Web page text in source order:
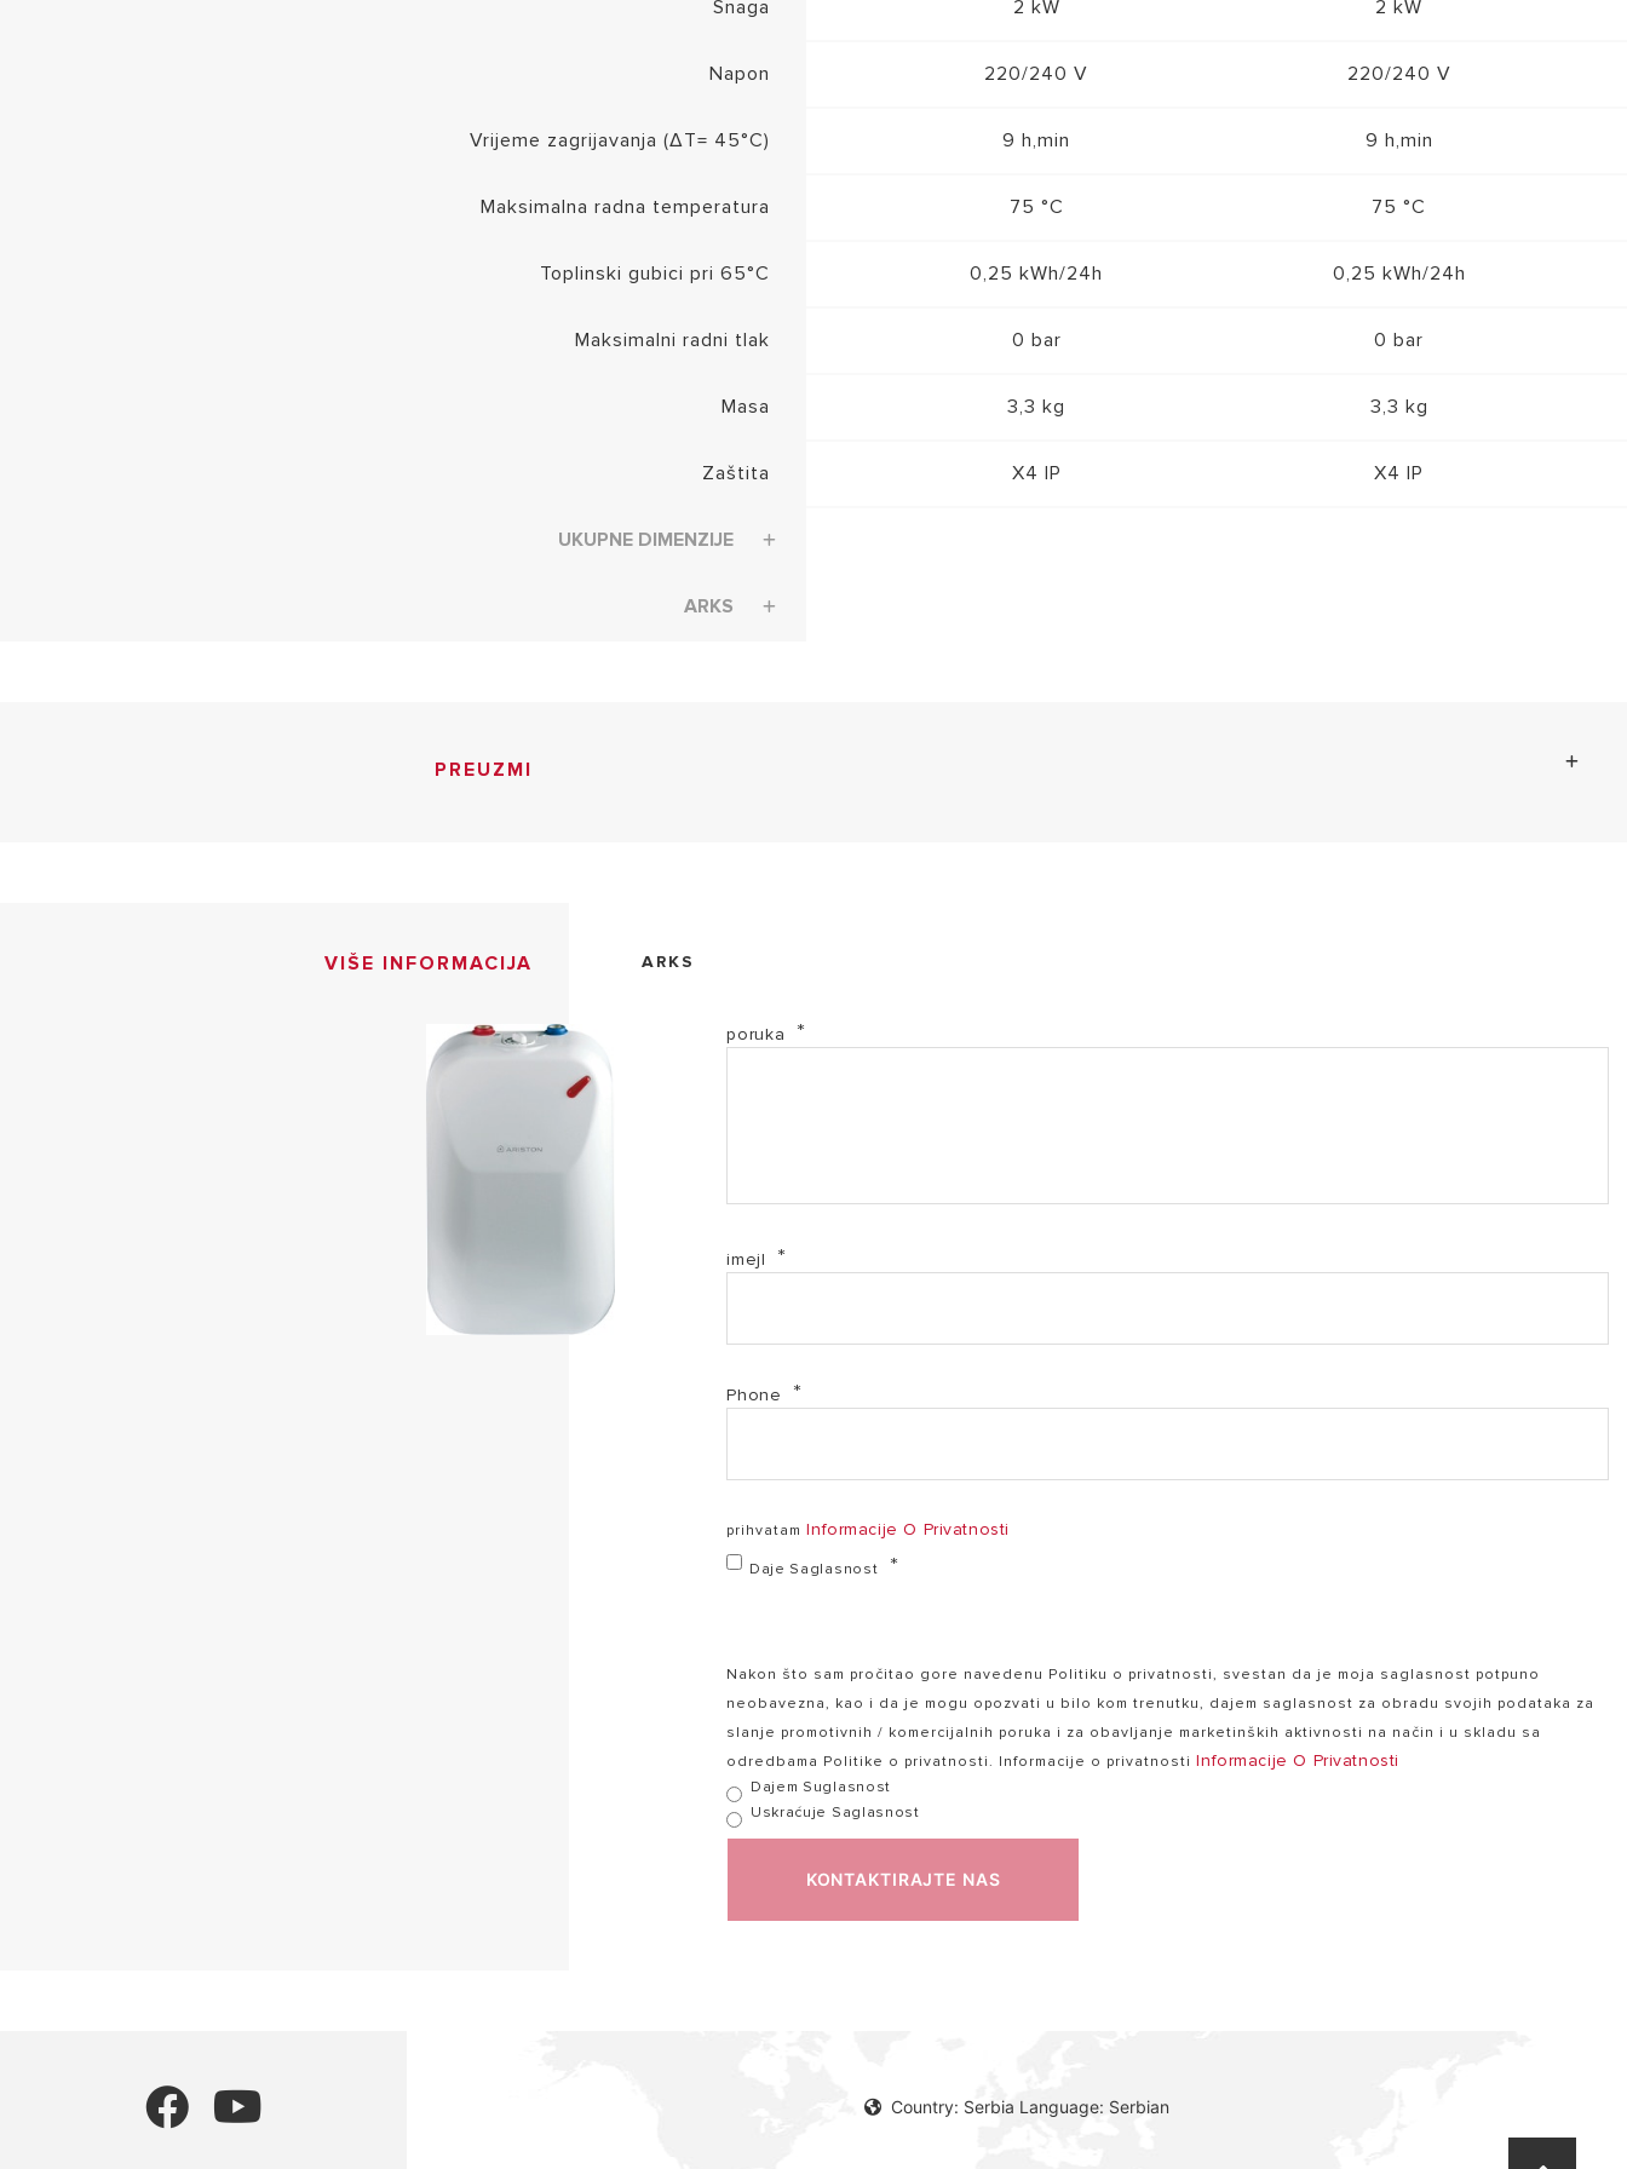
Snaga 2 kW 2 kW
Napon 220/240 V 220/240 V
Vrijeme zagrijavanja (ΔT= 45°C) 9 h,min 9 h,min
Maksimalna radna temperatura 75 °C 75 °C
Toplinski gubici pri 65°C 0,25 kWh/24h 0,25 kWh/24h
Maksimalni radni tlak 0 bar 0 bar
Masa 3,3 kg 3,3 kg
Zaštita X4 IP X4 IP
UKUPNE DIMENZIJE
ARKS
PREUZMI
VIŠE INFORMACIJA ARKS
poruka
imejl
Phone
prihvatamInformacije O Privatnosti
Daje Saglasnost
Nakon što sam pročitao gore navedenu Politiku o privatnosti, svestan da je moja saglasnost potpuno
neobavezna, kao i da je mogu opozvati u bilo kom trenutku, dajem saglasnost za obradu svojih podataka za
slanje promotivnih / komercijalnih poruka i za obavljanje marketinških aktivnosti na način i u skladu sa
odredbama Politike o privatnosti. Informacije o privatnostiInformacije O Privatnosti
Dajem Suglasnost
Uskraćuje Saglasnost
KONTAKTIRAJTE NAS
Country: Serbia Language: Serbian